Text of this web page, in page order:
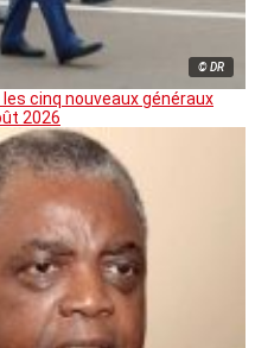
© DR
cinq nouveaux généraux
2026